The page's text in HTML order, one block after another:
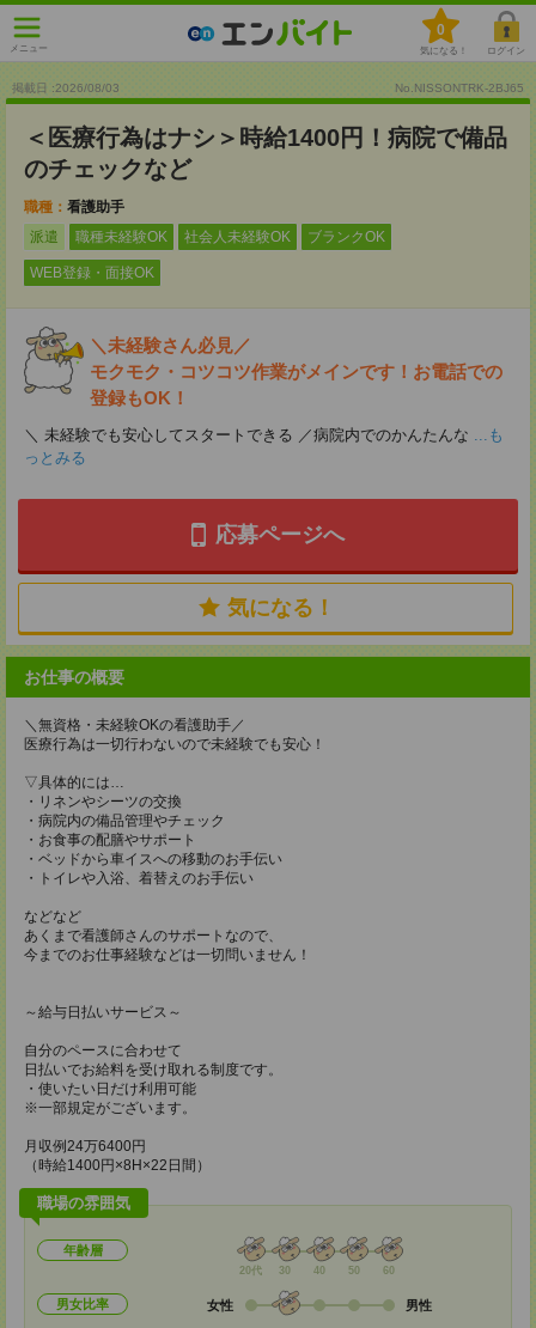
メニュー
0
気になる！ ログイン
掲載日 :2026/08/03 No.NISSONTRK-2BJ65
＜医療行為はナシ＞時給1400円！病院で備品
のチェックなど
職種： 看護助手
派遣
職種未経験OK 社会人未経験OK ブランクOK
WEB登録・面接OK
＼未経験さん必見／
モクモク・コツコツ作業がメインです！お電話での
登録もOK！
＼ 未経験でも安心してスタートできる ／病院内でのかんたんな ...も
っとみる
応募ページへ
気になる！
お仕事の概要
＼無資格・未経験OKの看護助手／
医療行為は一切行わないので未経験でも安心！
▽具体的には…
・リネンやシーツの交換
・病院内の備品管理やチェック
・お食事の配膳やサポート
・ベッドから車イスへの移動のお手伝い
・トイレや入浴、着替えのお手伝い
などなど
あくまで看護師さんのサポートなので、
今までのお仕事経験などは一切問いません！
～給与日払いサービス～
自分のペースに合わせて
日払いでお給料を受け取れる制度です。
・使いたい日だけ利用可能
※一部規定がございます。
月収例24万6400円
（時給1400円×8H×22日間）
職場の雰囲気
年齢層
20代 30 40 50 60
男女比率 女性 男性